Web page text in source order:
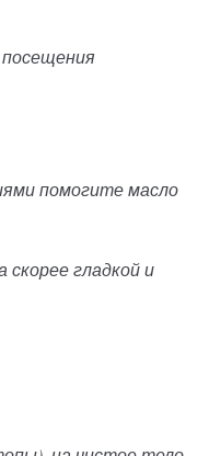
помогите масло
гладкой и